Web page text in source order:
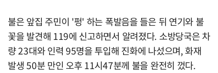
불은 앞집 주민이 '펑' 하는 폭발음을 들은 뒤 연기와 불
꽃을 발견해 119에 신고하면서 알려졌다. 소방당국은 차
량 23대와 인력 95명을 투입해 진화에 나섰으며, 화재
발생 50분 만인 오후 11시47분께 불을 완전히 껐다.